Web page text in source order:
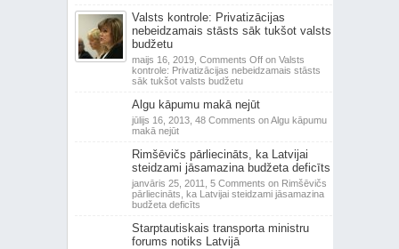
Valsts kontrole: Privatizācijas
nebeidzamais stāsts sāk tukšot valsts
budžetu
maijs 16, 2019, Comments Offon Valsts
kontrole: Privatizācijas nebeidzamais stāsts
sāk tukšot valsts budžetu
Algu kāpumu makā nejūt
jūlijs 16, 2013, 48 Comments on Algu kāpumu
makā nejūt
Rimšēvičs pārliecināts, ka Latvijai
steidzami jāsamazina budžeta deficīts
janvāris 25, 2011, 5 Comments on Rimšēvičs
pārliecināts, ka Latvijai steidzami jāsamazina
budžeta deficīts
Starptautiskais transporta ministru
forums notiks Latvijā